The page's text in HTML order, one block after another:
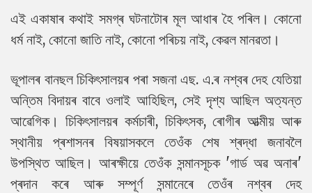
এই একাষাৰ কথাই সমগ্ৰ ঘটনাটোৰ মূল আধাৰ হৈ পৰিল। কোনো
ধৰ্ম নাই, কোনো জাতি নাই, কোনো পৰিচয় নাই, কেৱল মানৱতা।
ভূপালৰ বানছল চিকিৎসালয়ৰ পৰা সজনা এছ. এ.ৰ নশ্বৰ দেহ যেতিয়া
অন্তিম বিদায়ৰ বাবে ওলাই আহিছিল, সেই দৃশ্য আছিল অত্যন্ত
আৱেগিক। চিকিৎসালয়ৰ কৰ্মচাৰী, চিকিৎসক, ৰোগীৰ আত্মীয় আৰু
স্থানীয় প্ৰশাসনৰ বিষয়াসকলে তেওঁক শেষ শ্ৰদ্ধা জনাবলৈ
উপস্থিত আছিল। আৰক্ষীয়ে তেওঁক সন্মানসূচক 'গাৰ্ড অৱ অনাৰ'
প্ৰদান কৰে আৰু সম্পূৰ্ণ সন্মানেৰে তেওঁৰ নশ্বৰ দেহ